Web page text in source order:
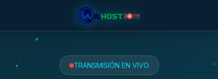
TRANSMISIÓN EN VIVO